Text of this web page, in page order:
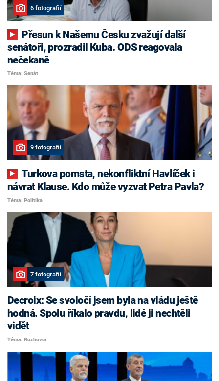
6 fotografií
senátoři, prozradil Kuba. ODS reagovala
nečekaně
Téma: Senát
9 fotografií
Turkova pomsta, nekonfliktní Havlíček i
návrat Klause. Kdo může vyzvat Petra Pavla?
Téma: Politika
7 fotografií
Decroix: Se svoločí jsem byla na vládu ještě
hodná. Spolu říkalo pravdu, lidé ji nechtěli
vidět
Téma: Rozhovor